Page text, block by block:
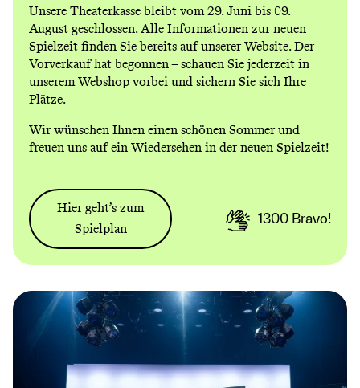
Unsere Theaterkasse bleibt vom 29. Juni bis 09.
August geschlossen. Alle Informationen zur neuen
Spielzeit finden Sie bereits auf unserer Website. Der
Vorverkauf hat begonnen – schauen Sie jederzeit in
unseremWebshopvorbei und sichern Sie sich Ihre
Plätze.
Wir wünschen Ihnen einen schönen Sommer und
freuen uns auf ein Wiedersehen in der neuen Spielzeit!
Hier geht’s zum
Spielplan
1300 Bravo!